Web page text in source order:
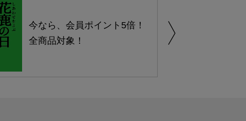
今なら、会員ポイント5倍！
全商品対象！